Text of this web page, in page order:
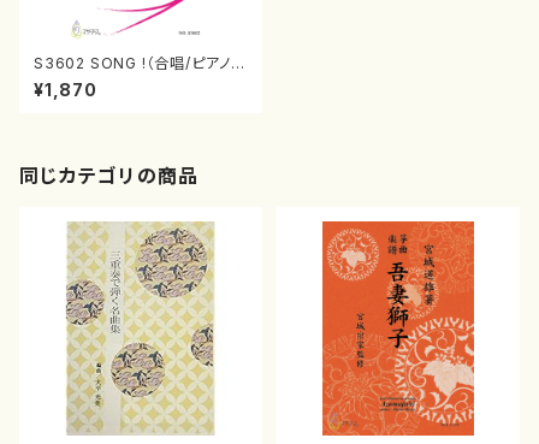
S3602 SONG !（合唱/ピアノ/
佐藤薫/児玉道久/楽譜）
¥1,870
同じカテゴリの商品